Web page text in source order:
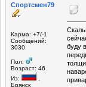
Спортсмен79
Карма: +7/-1
Сообщений:
3030
Пол:
Возраст: 46
Из:
Брянск
буду